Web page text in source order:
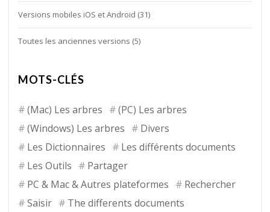
Versions mobiles iOS et Android (31)
Toutes les anciennes versions (5)
MOTS-CLÉS
(Mac) Les arbres
(PC) Les arbres
(Windows) Les arbres
Divers
Les Dictionnaires
Les différents documents
Les Outils
Partager
PC & Mac & Autres plateformes
Rechercher
Saisir
The differents documents